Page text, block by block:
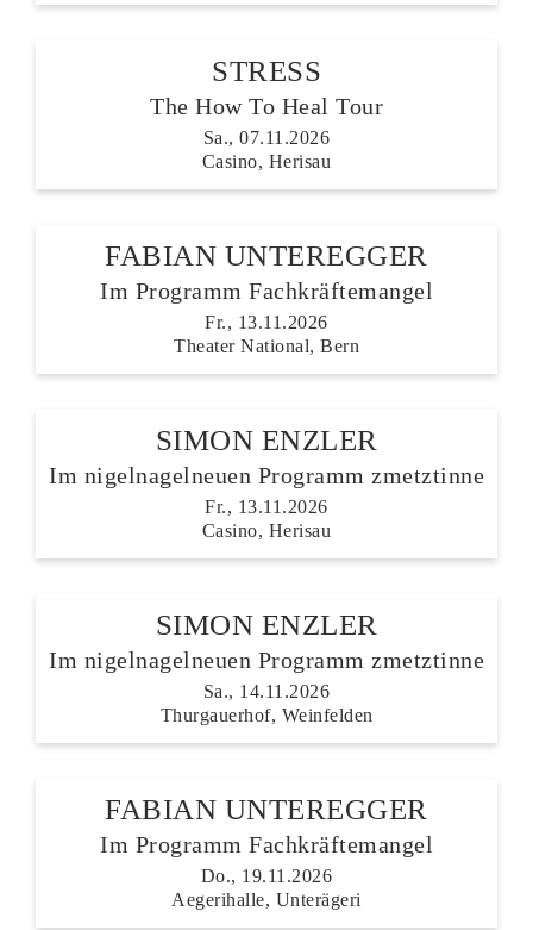
STRESS
The How To Heal Tour
Sa., 07.11.2026
Casino, Herisau
FABIAN UNTEREGGER
Im Programm Fachkräftemangel
Fr., 13.11.2026
Theater National, Bern
SIMON ENZLER
Im nigelnagelneuen Programm zmetztinne
Fr., 13.11.2026
Casino, Herisau
SIMON ENZLER
Im nigelnagelneuen Programm zmetztinne
Sa., 14.11.2026
Thurgauerhof, Weinfelden
FABIAN UNTEREGGER
Im Programm Fachkräftemangel
Do., 19.11.2026
Aegerihalle, Unterägeri